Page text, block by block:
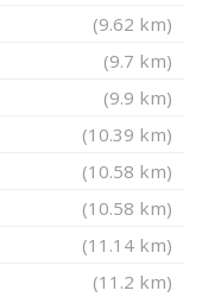
(9.62 km)
(9.7 km)
(9.9 km)
(10.39 km)
(10.58 km)
(10.58 km)
(11.14 km)
(11.2 km)